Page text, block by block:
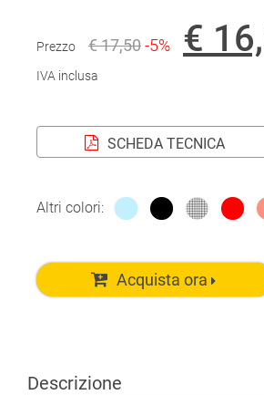
Prezzo € 17,50-5% €
IVA inclusa
SCHEDA TECNICA
Altri colori:
Acquista ora
Descrizione